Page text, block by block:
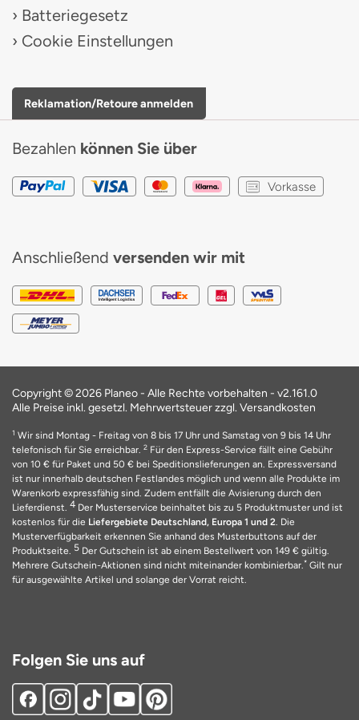
Batteriegesetz
Cookie Einstellungen
Reklamation/Retoure anmelden
Bezahlen können Sie über
Vorkasse
Anschließend versenden wir mit
Copyright © 2026 Planeo - Alle Rechte vorbehalten - v2.161.0
Alle Preise inkl. gesetzl. Mehrwertsteuer zzgl. Versandkosten
1 Wir sind Montag - Freitag von 8 bis 17 Uhr und Samstag von 9 bis 14 Uhr
telefonisch für Sie erreichbar. 2 Für den Express-Service fällt eine Gebühr
von 10 € für Paket und 50 € bei Speditionslieferungen an. Expressversand
ist nur innerhalb deutschen Festlandes möglich und wenn alle Produkte im
Warenkorb expressfähig sind. Zudem entfällt die Avisierung durch den
Lieferdienst. 4 Der Musterservice beinhaltet bis zu 5 Produktmuster und ist
kostenlos für die Liefergebiete Deutschland, Europa 1 und 2. Die
Musterverfügbarkeit erkennen Sie anhand des Musterbuttons auf der
Produktseite. 5 Der Gutschein ist ab einem Bestellwert von 149 € gültig.
Mehrere Gutschein-Aktionen sind nicht miteinander kombinierbar.* Gilt nur
für ausgewählte Artikel und solange der Vorrat reicht.
Folgen Sie uns auf